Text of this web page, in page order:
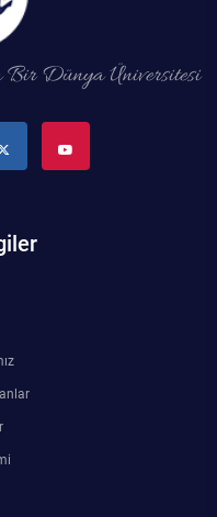
Bir Dünya Üniversitesi